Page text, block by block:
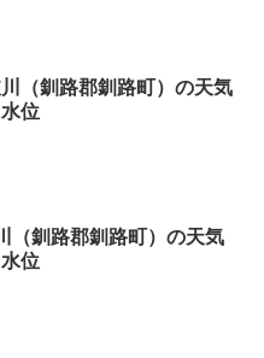
（釧路郡釧路町）の天気
位
（釧路郡釧路町）の天気
位